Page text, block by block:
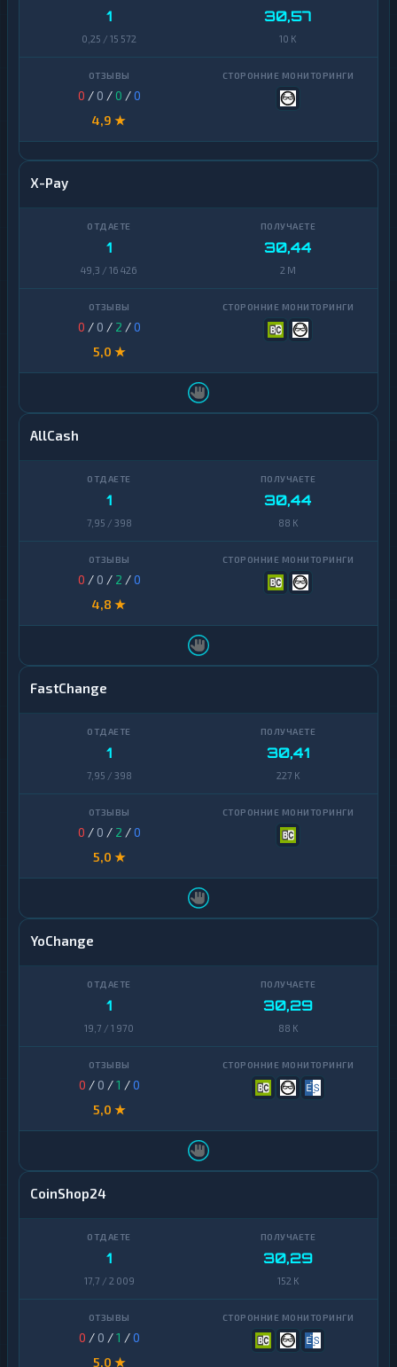
1
0,25 / 15 572
30,57
10 K
0 / 0 /0 /0
4,9 ★
X-Pay
1
49,3 / 16 426
30,44
2 M
0 / 0 / 2 /0
5,0 ★
AllCash
1
7,95 / 398
30,44
88 K
0 / 0 / 2 /0
4,8 ★
FastChange
1
7,95 / 398
30,41
227 K
0 / 0 / 2 /0
5,0 ★
YoChange
1
19,7 / 1 970
30,29
88 K
0 / 0 /1 /0
5,0 ★
CoinShop24
1
17,7 / 2 009
30,29
152 K
0 / 0 /1 /0
5,0 ★